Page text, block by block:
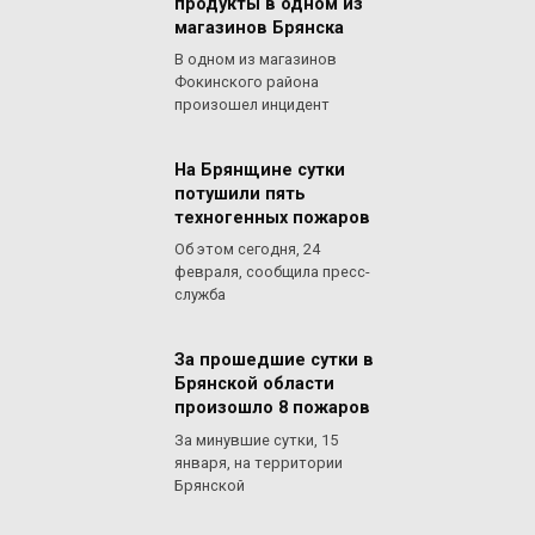
продукты в одном из
магазинов Брянска
В одном из магазинов
Фокинского района
произошел инцидент
На Брянщине сутки
потушили пять
техногенных пожаров
Об этом сегодня, 24
февраля, сообщила пресс-
служба
За прошедшие сутки в
Брянской области
произошло 8 пожаров
За минувшие сутки, 15
января, на территории
Брянской